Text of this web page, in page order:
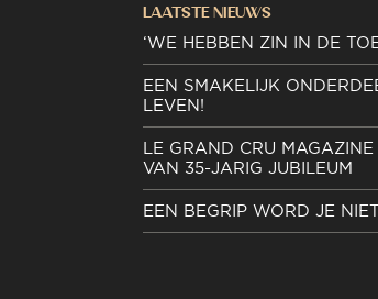
LAATSTE NIEUWS
‘WE HEBBEN ZIN IN DE
EEN SMAKELIJK
LEVEN!
LE GRAND CRU MAGAZINE
VAN 35-JARIG JUBILEUM
EEN BEGRIP WORD JE